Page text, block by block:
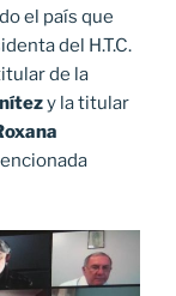
el país que
del H.T.C.
de la
y la titular